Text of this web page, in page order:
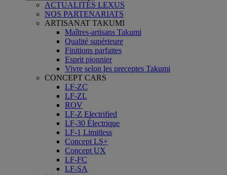
ACTUALITÉS LEXUS
NOS PARTENARIATS
ARTISANAT TAKUMI
Maîtres-artisans Takumi
Qualité supérieure
Finitions parfaites
Esprit pionnier
Vivre selon les preceptes Takumi
CONCEPT CARS
LF-ZC
LF-ZL
ROV
LF-Z Electrified
LF-30 Électrique
LF-1 Limitless
Concept LS+
Concept UX
LF-FC
LF-SA